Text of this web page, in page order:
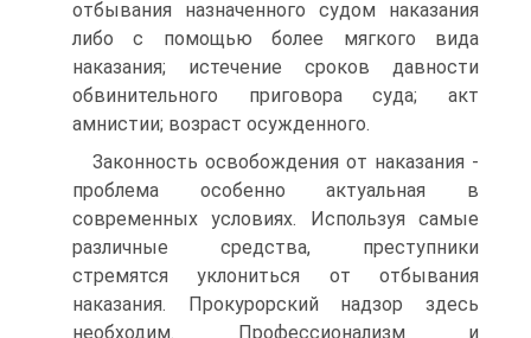
отбывания назначенного судом наказания
либо с помощью более мягкого вида
наказания; истечение сроков давности
обвинительного приговора суда; акт
амнистии; возраст осужденного.
Законность освобождения от наказания -
проблема особенно актуальная в
современных условиях. Используя самые
различные средства, преступники
стремятся уклониться от отбывания
наказания. Прокурорский надзор здесь
необходим. Профессионализм и